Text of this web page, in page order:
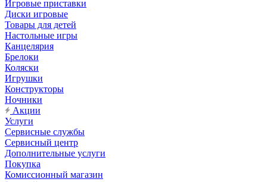
Игровые приставки
Диски игровые
Товары для детей
Настольные игры
Канцелярия
Брелоки
Коляски
Игрушки
Конструкторы
Ночники
Акции
Услуги
Сервисные службы
Сервисный центр
Дополнительные услуги
Покупка
Комиссионный магазин